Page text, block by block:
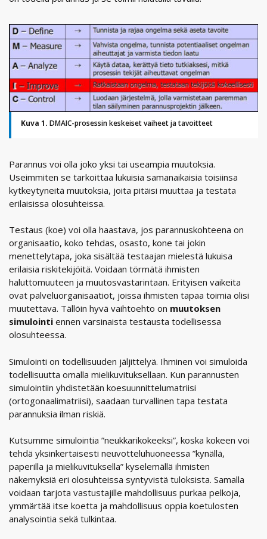
Kuva 1. DMAIC-prosessin keskeiset vaiheet ja tavoitteet
Parannus voi olla joko yksi tai useampia muutoksia.
Useimmiten se tarkoittaa lukuisia samanaikaisia toisiinsa
kytkeytyneitä muutoksia, joita pitäisi muuttaa ja testata
erilaisissa olosuhteissa.
Testaus (koe) voi olla haastava, jos parannuskohteena on
organisaatio, koko tehdas, osasto, kone tai jokin
menettelytapa, joka sisältää testaajan mielestä lukuisa
erilaisia riskitekijöitä. Voidaan törmätä ihmisten
haluttomuuteen ja muutosvastarintaan. Erityisen vaikeita
ovat palveluorganisaatiot, joissa ihmisten tapaa toimia olisi
muutettava. Tällöin hyvä vaihtoehto on muutoksen
simulointi ennen varsinaista testausta todellisessa
olosuhteessa.
Simulointi on todellisuuden jäljittelyä. Ihminen voi simuloida
todellisuutta omalla mielikuvituksellaan. Kun parannusten
simulointiin yhdistetään koesuunnittelumatriisi
(ortogonaalimatriisi), saadaan turvallinen tapa testata
parannuksia ilman riskiä.
Kutsumme simulointia ”neukkarikokeeksi”, koska kokeen voi
tehdä yksinkertaisesti neuvotteluhuoneessa ”kynällä,
paperilla ja mielikuvituksella” kyselemällä ihmisten
näkemyksiä eri olosuhteissa syntyvistä tuloksista. Samalla
voidaan tarjota vastustajille mahdollisuus purkaa pelkoja,
ymmärtää itse koetta ja mahdollisuus oppia koetulosten
analysointia sekä tulkintaa.